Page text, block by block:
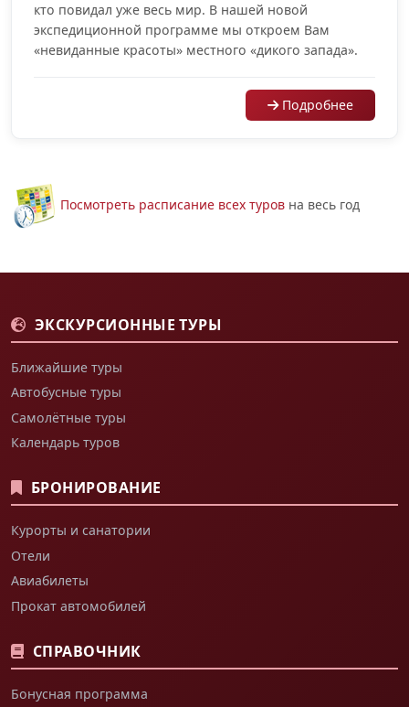
кто повидал уже весь мир. В нашей новой
экспедиционной программе мы откроем Вам
«невиданные красоты» местного «дикого запада».
Подробнее
Посмотреть расписание всех туров на весь год
ЭКСКУРСИОННЫЕ ТУРЫ
Ближайшие туры
Автобусные туры
Самолётные туры
Календарь туров
БРОНИРОВАНИЕ
Курорты и санатории
Отели
Авиабилеты
Прокат автомобилей
СПРАВОЧНИК
Бонусная программа